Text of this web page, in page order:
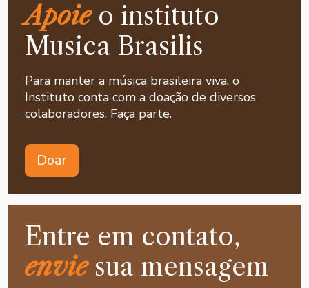
Apoieo instituto
Musica Brasilis
Para manter a música brasileira viva, o
Instituto conta com a doação de diversos
colaboradores. Faça parte.
Doar
Entre em contato,
enviesua mensagem